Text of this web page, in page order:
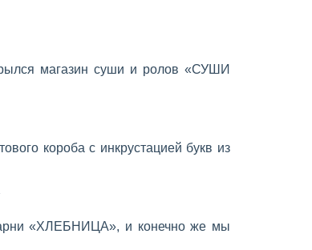
магазин суши и ролов «СУШИ
короба с инкрустацией букв из
«ХЛЕБНИЦА», и конечно же мы